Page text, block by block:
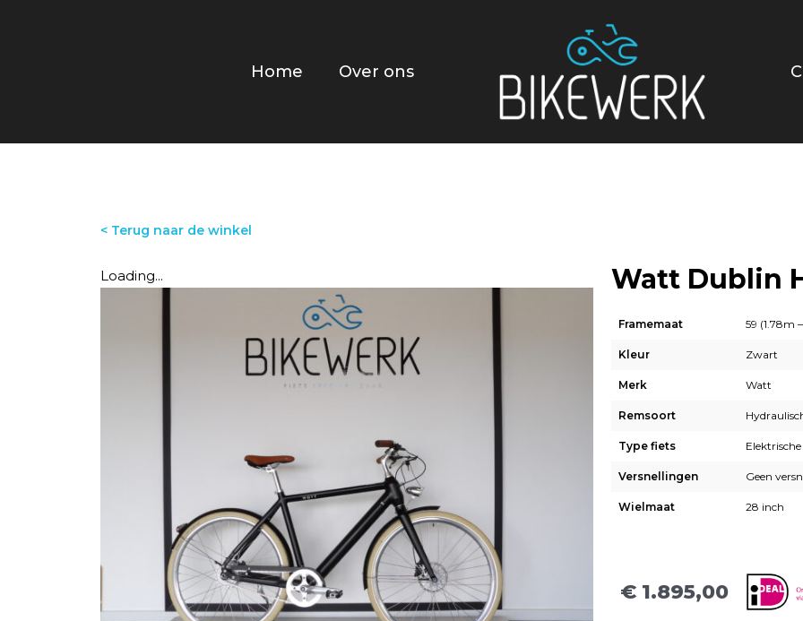
Home Over ons
< Terug naar de winkel
Loading... Watt Dublin
Framemaat 59 (1.78m
Kleur Zwart
Merk Watt
Remsoort
Type fiets Elektrische
Versnellingen Geen
Wielmaat 28 inch
€ 1.895,00